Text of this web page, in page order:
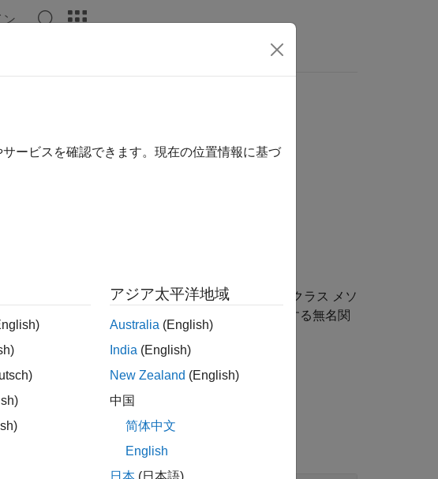
ン
ドの呼び出し
ドルを作成するほか、サブクラス内からスーパークラス メソ
は 2 つの入力を受け取り、それらを加算する無名関
ービスを確認できます。現在の位置情報に基づ
アジア太平洋地域
Australia (English)
India (English)
New Zealand (English)
中国
简体中文
English